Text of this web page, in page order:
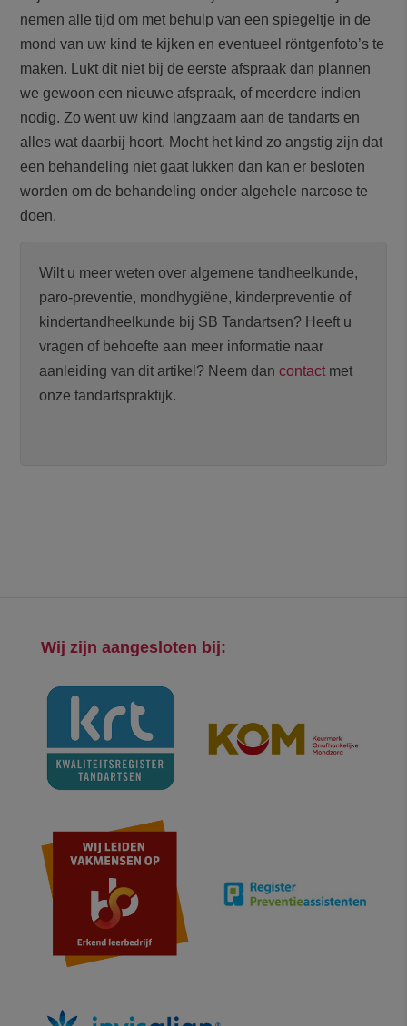
nemen alle tijd om met behulp van een spiegeltje in de
mond van uw kind te kijken en eventueel röntgenfoto’s te
maken. Lukt dit niet bij de eerste afspraak dan plannen
we gewoon een nieuwe afspraak, of meerdere indien
nodig. Zo went uw kind langzaam aan de tandarts en
alles wat daarbij hoort. Mocht het kind zo angstig zijn dat
een behandeling niet gaat lukken dan kan er besloten
worden om de behandeling onder algehele narcose te
doen.
Wilt u meer weten over algemene tandheelkunde,
paro-preventie, mondhygiëne, kinderpreventie of
kindertandheelkunde bij SB Tandartsen? Heeft u
vragen of behoefte aan meer informatie naar
aanleiding van dit artikel? Neem dancontact met
onze tandartspraktijk.
Wij zijn aangesloten bij: